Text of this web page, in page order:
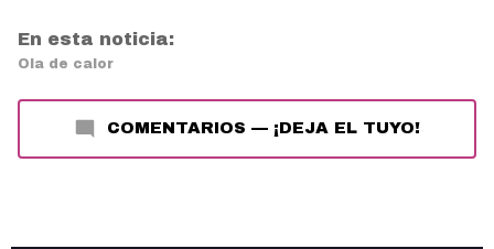
En esta noticia:
Ola de calor
COMENTARIOS — ¡DEJA EL TUYO!